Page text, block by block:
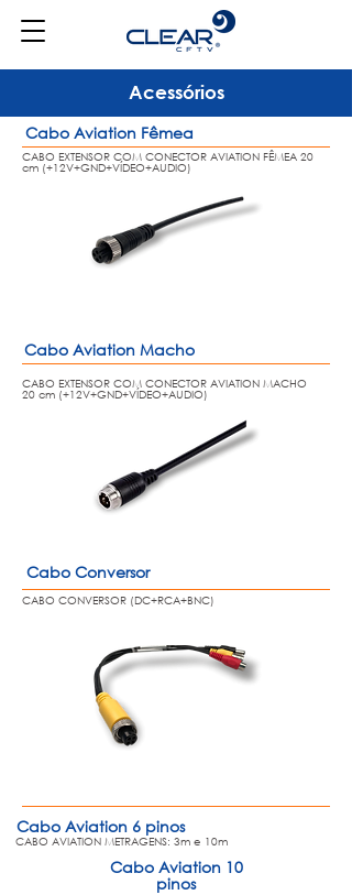
Acessórios
Cabo Aviation Fêmea
CABO EXTENSOR COM CONECTOR AVIATION FÊMEA 20
cm (+12V+GND+VÍDEO+AUDIO)
Cabo Aviation Macho
CABO EXTENSOR COM CONECTOR AVIATION MACHO
20 cm (+12V+GND+VÍDEO+AUDIO)
Cabo Conversor
CABO CONVERSOR (DC+RCA+BNC)
Cabo Aviation 6 pinos
CABO AVIATION METRAGENS: 3m e 10m
Cabo Aviation 10
pinos